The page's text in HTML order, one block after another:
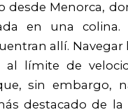
Menorca,
en una colina.
allí. Navegar
límite de
sin embargo,
destacado de la